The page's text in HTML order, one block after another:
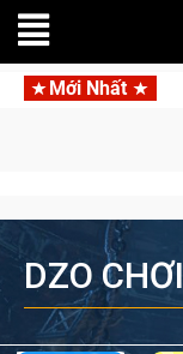
Mới Nhất
DZO CHƠI